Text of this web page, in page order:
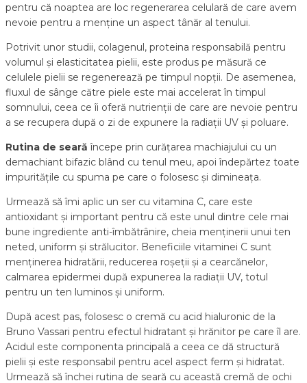
pentru că noaptea are loc regenerarea celulară de care avem
nevoie pentru a menține un aspect tânăr al tenului.
Potrivit unor studii, colagenul, proteina responsabilă pentru
volumul și elasticitatea pielii, este produs pe măsură ce
celulele pielii se regenerează pe timpul nopții. De asemenea,
fluxul de sânge către piele este mai accelerat în timpul
somnului, ceea ce îi oferă nutrienții de care are nevoie pentru
a se recupera după o zi de expunere la radiații UV și poluare.
Rutina de seară începe prin curățarea machiajului cu un
demachiant bifazic blând cu tenul meu, apoi îndepărtez toate
impuritățile cu spuma pe care o folosesc și dimineața.
Urmează să îmi aplic un ser cu vitamina C, care este
antioxidant și important pentru că este unul dintre cele mai
bune ingrediente anti-îmbătrânire, cheia menținerii unui ten
neted, uniform și strălucitor. Beneficiile vitaminei C sunt
menținerea hidratării, reducerea roșeții și a cearcănelor,
calmarea epidermei după expunerea la radiații UV, totul
pentru un ten luminos și uniform.
După acest pas, folosesc o cremă cu acid hialuronic de la
Bruno Vassari pentru efectul hidratant și hrănitor pe care îl are.
Acidul este componenta principală a ceea ce dă structură
pielii și este responsabil pentru acel aspect ferm și hidratat.
Urmează să închei rutina de seară cu această cremă de ochi